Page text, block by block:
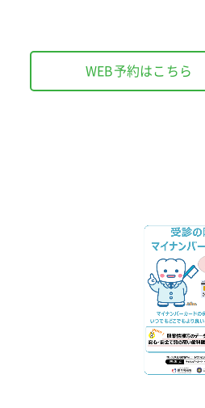
WEB予約はこちら